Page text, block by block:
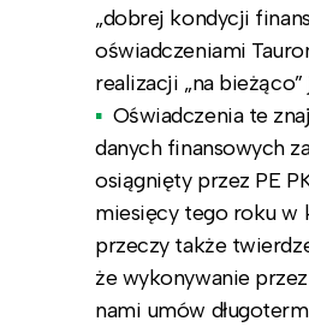
„dobrej kondycji
oświadczeniami
realizacji „na
Oświadczenia te
danych finansowych
osiągnięty przez PE
miesięcy tego roku w
przeczy także
że wykonywanie
nami umów